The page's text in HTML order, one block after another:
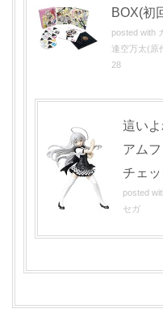
BOX(初
posted with
逢空万太(原
28
這い
アム
チェ
posted
セガ